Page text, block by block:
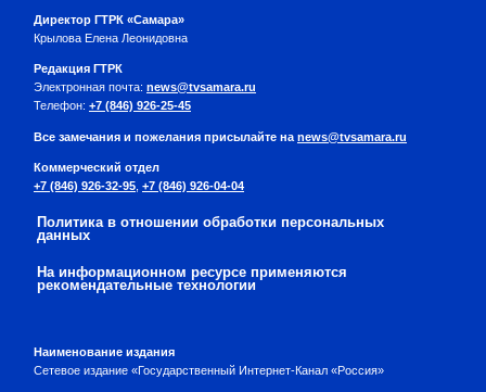
Директор ГТРК «Самара»
Крылова Елена Леонидовна
Редакция ГТРК
Электронная почта: news@tvsamara.ru
Телефон: +7 (846) 926-25-45
Все замечания и пожелания присылайте на news@tvsamara.ru
Коммерческий отдел
+7 (846) 926-32-95 +7 (846) 926-04-04
Политика в отношении обработки персональных
данных
На информационном ресурсе применяются
рекомендательные технологии
Наименование издания
Сетевое издание «Государственный Интернет-Канал «Россия»